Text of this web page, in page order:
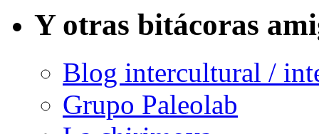
Y otras bitácoras
Blog intercultural /
Grupo Paleolab